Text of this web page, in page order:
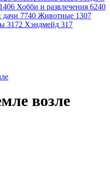
1406 Хобби и развлечения 6240
дачи 7740 Животные 1307
3172 Хэндмейд 317
возле